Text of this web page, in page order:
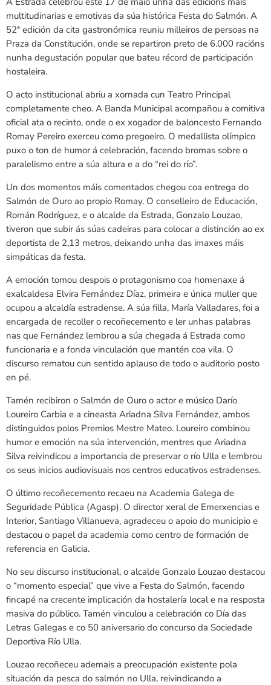
multitudinarias e emotivas da súa histórica Festa do Salmón. A
52ª edición da cita gastronómica reuniu milleiros de persoas na
Praza da Constitución, onde se repartiron preto de 6.000 racións
nunha degustación popular que bateu récord de participación
hostaleira.
O acto institucional abriu a xornada cun Teatro Principal
completamente cheo. A Banda Municipal acompañou a comitiva
oficial ata o recinto, onde o ex xogador de baloncesto Fernando
Romay Pereiro exerceu como pregoeiro. O medallista olímpico
puxo o ton de humor á celebración, facendo bromas sobre o
paralelismo entre a súa altura e a do “rei do río”.
Un dos momentos máis comentados chegou coa entrega do
Salmón de Ouro ao propio Romay. O conselleiro de Educación,
Román Rodríguez, e o alcalde da Estrada, Gonzalo Louzao,
tiveron que subir ás súas cadeiras para colocar a distinción ao ex
deportista de 2,13 metros, deixando unha das imaxes máis
simpáticas da festa.
A emoción tomou despois o protagonismo coa homenaxe á
exalcaldesa Elvira Fernández Díaz, primeira e única muller que
ocupou a alcaldía estradense. A súa filla, María Valladares, foi a
encargada de recoller o recoñecemento e ler unhas palabras
nas que Fernández lembrou a súa chegada á Estrada como
funcionaria e a fonda vinculación que mantén coa vila. O
discurso rematou cun sentido aplauso de todo o auditorio posto
en pé.
Tamén recibiron o Salmón de Ouro o actor e músico Darío
Loureiro Carbia e a cineasta Ariadna Silva Fernández, ambos
distinguidos polos Premios Mestre Mateo. Loureiro combinou
humor e emoción na súa intervención, mentres que Ariadna
Silva reivindicou a importancia de preservar o río Ulla e lembrou
os seus inicios audiovisuais nos centros educativos estradenses.
O último recoñecemento recaeu na Academia Galega de
Seguridade Pública (Agasp). O director xeral de Emerxencias e
Interior, Santiago Villanueva, agradeceu o apoio do municipio e
destacou o papel da academia como centro de formación de
referencia en Galicia.
No seu discurso institucional, o alcalde Gonzalo Louzao destacou
o “momento especial” que vive a Festa do Salmón, facendo
fincapé na crecente implicación da hostalería local e na resposta
masiva do público. Tamén vinculou a celebración co Día das
Letras Galegas e co 50 aniversario do concurso da Sociedade
Deportiva Río Ulla.
Louzao recoñeceu ademais a preocupación existente pola
situación da pesca do salmón no Ulla, reivindicando a